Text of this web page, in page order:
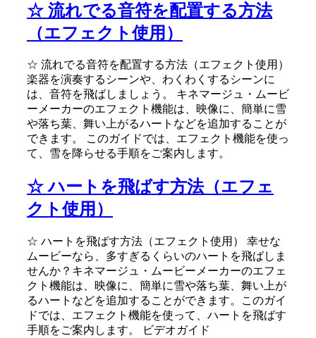
☆ 流れでる音符を配置する方法
（エフェクト使用）
☆ 流れでる音符を配置する方法（エフェクト使用）
楽器を演奏するシーンや、わくわくするシーンに
は、音符を飛ばしましょう。 キネマージュ・ムービ
ーメーカーのエフェクト機能は、映像に、簡単に雪
や落ち葉、舞い上がるハートなどを追加することが
できます。 このガイドでは、エフェクト機能を使っ
て、雪を降らせる手順をご案内します。
☆ ハートを飛ばす方法（エフェ
クト使用）
☆ ハートを飛ばす方法（エフェクト使用） 幸せな
ムービーなら、多すぎるくらいのハートを飛ばしま
せんか？キネマージュ・ムービーメーカーのエフェ
クト機能は、映像に、簡単に雪や落ち葉、舞い上が
るハートなどを追加することができます。このガイ
ドでは、エフェクト機能を使って、ハートを飛ばす
手順をご案内します。 ビデオガイド